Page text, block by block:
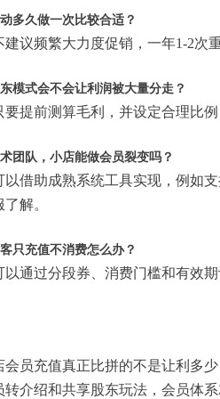
多久做一次比较合适？
建议频繁大力度促销，一年1-2次
模式会不会让利润被大量分走？
要提前测算毛利，并设定合理比
团队，小店能做会员裂变吗？
以借助成熟系统工具实现，例如
解。
只充值不消费怎么办？
以通过分段券、消费门槛和有效
会员充值真正比拼的不是让利多
转介绍和共享股东玩法，会员体